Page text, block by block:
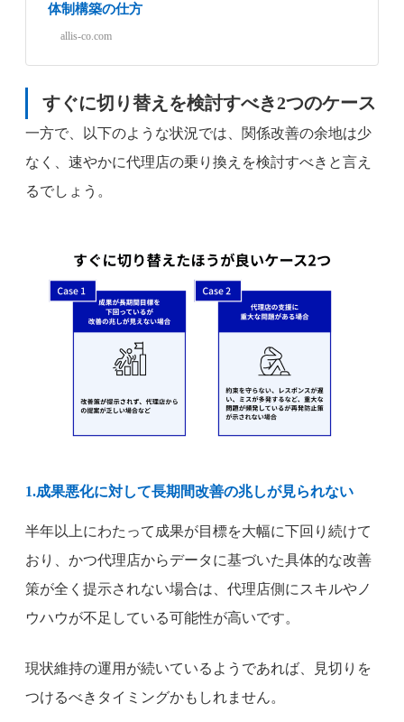
体制構築の仕方
allis-co.com
すぐに切り替えを検討すべき2つのケース
一方で、以下のような状況では、関係改善の余地は少
なく、速やかに代理店の乗り換えを検討すべきと言え
るでしょう。
1.成果悪化に対して長期間改善の兆しが見られない
半年以上にわたって成果が目標を大幅に下回り続けて
おり、かつ代理店からデータに基づいた具体的な改善
策が全く提示されない場合は、代理店側にスキルやノ
ウハウが不足している可能性が高いです。
現状維持の運用が続いているようであれば、見切りを
つけるべきタイミングかもしれません。